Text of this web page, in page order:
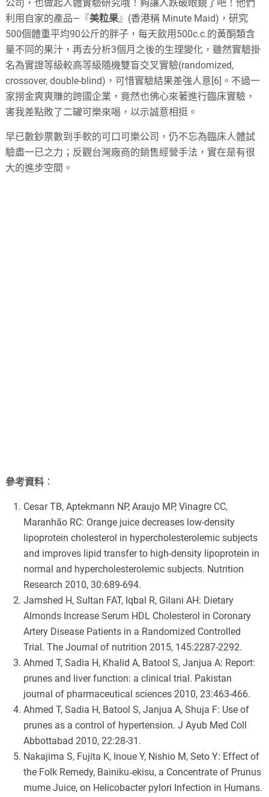
公司，也做起人體實驗研究哦！夠讓人跌破眼鏡了吧！他們
利用自家的產品—『美粒果』(香港稱 Minute Maid)，研究
500個體重平均90公斤的胖子，每天飲用500c.c.的黃酮類含
量不同的果汁，再去分析3個月之後的生理變化，雖然實驗掛
名為實證等級較高等級隨機雙盲交叉實驗(randomized,
crossover, double-blind)，可惜實驗結果差強人意[6]。不過一
家撈金爽爽賺的跨國企業，竟然也佛心來著進行臨床實驗，
害我差點敗了二罐可樂來喝，以示誠意相挺。
早已數鈔票數到手軟的可口可樂公司，仍不忘為臨床人體試
驗盡一已之力；反觀台灣廠商的銷售經營手法，實在是有很
大的進步空間。
參考資料 ：
Cesar TB, Aptekmann NP, Araujo MP, Vinagre CC,
Maranhão RC: Orange juice decreases low-density
lipoprotein cholesterol in hypercholesterolemic subjects
and improves lipid transfer to high-density lipoprotein in
normal and hypercholesterolemic subjects. Nutrition
Research 2010, 30:689-694.
Jamshed H, Sultan FAT, Iqbal R, Gilani AH: Dietary
Almonds Increase Serum HDL Cholesterol in Coronary
Artery Disease Patients in a Randomized Controlled
Trial. The Journal of nutrition 2015, 145:2287-2292.
Ahmed T, Sadia H, Khalid A, Batool S, Janjua A: Report:
prunes and liver function: a clinical trial. Pakistan
journal of pharmaceutical sciences 2010, 23:463-466.
Ahmed T, Sadia H, Batool S, Janjua A, Shuja F: Use of
prunes as a control of hypertension. J Ayub Med Coll
Abbottabad 2010, 22:28-31.
Nakajima S, Fujita K, Inoue Y, Nishio M, Seto Y: Effect of
the Folk Remedy, Bainiku‐ekisu, a Concentrate of Prunus
mume Juice, on Helicobacter pylori Infection in Humans.